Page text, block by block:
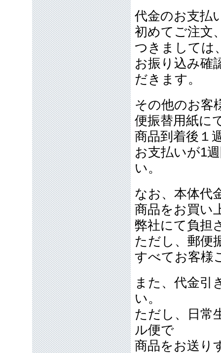
代金のお支払
初めてご注文
つきましては
お振り込み確
だきます。
その他のお客
便振替用紙に
商品到着後１
お支払いが1
い。
なお、本体代
商品をお買い
弊社にて負担
ただし、郵便
すべてお客様
また、代金引
い。
ただし、日常
ル便で
商品をお送り